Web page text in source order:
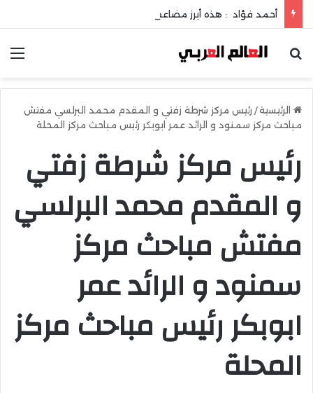
أحمد فؤاد : هذه أبرز مضاعفات حصوات المرارة !
بحث عن
الرئيسية/ رئيس مركز شرطة زفتي و المقدم محمد البرلسي مفتش
مباحث مركز سمنود و الرائد عمر ابوبكر رئيس مباحث مركز المحلة
رئيس مركز شرطة زفتي
و المقدم محمد البرلسي
مفتش مباحث مركز
سمنود و الرائد عمر
ابوبكر رئيس مباحث مركز
المحلة